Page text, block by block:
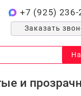
+7 (925) 236-
Заказать
и